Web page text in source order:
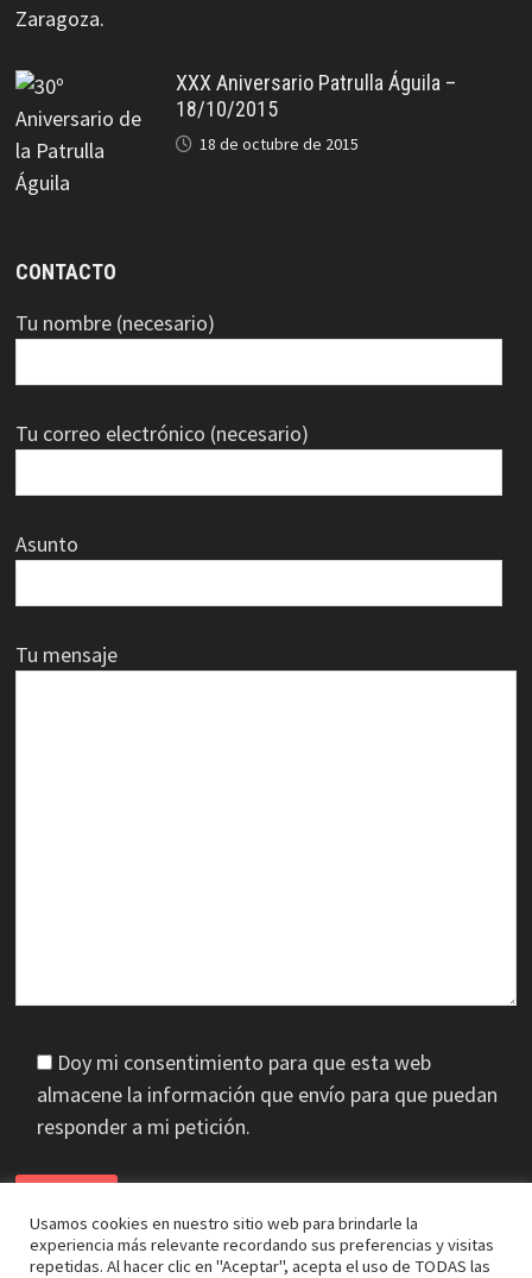
XXX Aniversario Patrulla Águila –
18/10/2015
18 de octubre de 2015
CONTACTO
Tu nombre (necesario)
Tu correo electrónico (necesario)
Asunto
Tu mensaje
Doy mi consentimiento para que esta web
almacene la información que envío para que puedan
responder a mi petición.
Usamos cookies en nuestro sitio web para brindarle la
experiencia más relevante recordando sus preferencias y visitas
repetidas. Al hacer clic en "Aceptar", acepta el uso de TODAS las